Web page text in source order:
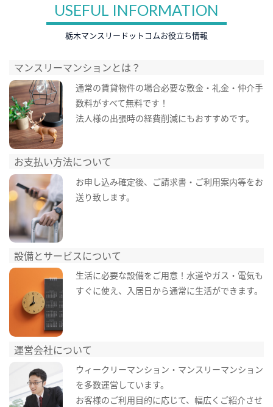
USEFUL INFORMATION
栃木マンスリードットコムお役立ち情報
マンスリーマンションとは？
通常の賃貸物件の場合必要な敷金・礼金・仲介手
数料がすべて無料です！
法人様の出張時の経費削減にもおすすめです。
お支払い方法について
お申し込み確定後、ご請求書・ご利用案内等をお
送り致します。
設備とサービスについて
生活に必要な設備をご用意！水道やガス・電気も
すぐに使え、入居日から通常に生活ができます。
運営会社について
ウィークリーマンション・マンスリーマンション
を多数運営しています。
お客様のご利用目的に応じて、幅広くご紹介させ